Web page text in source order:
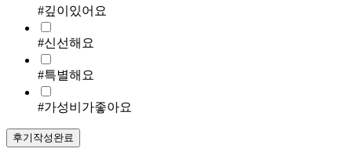
#깊이있어요
#신선해요
#특별해요
#가성비가좋아요
후기작성완료